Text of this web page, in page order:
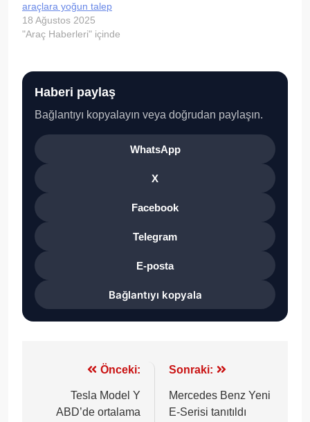
araçlara yoğun talep
18 Ağustos 2025
"Araç Haberleri" içinde
Haberi paylaş
Bağlantıyı kopyalayın veya doğrudan paylaşın.
WhatsApp
X
Facebook
Telegram
E-posta
Bağlantıyı kopyala
gezinmesi
Önceki:
Tesla Model Y
ABD’de ortalama
Sonraki:
Mercedes Benz Yeni
E-Serisi tanıtıldı